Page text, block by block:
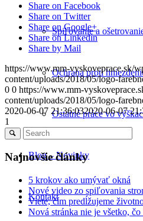
Spiľovanie a
Ochrana proti
Ostatné práce vo
Blog – Novinky
Kontakt
Share on Facebook
Share on Twitter
Share on Google+
Share on Linkedin
Share by Mail
https://www.mm-vyskoveprace.sk/
content/uploads/2018/05/logo-
0 0 https://www.mm-
content/uploads/2018/05/logo-
2020-06-07 21:36:032020-06-07
1
Najnovšie články
5 krokov ako umývať okná
Nové video zo spiľovania
Viete, čím predĺžujeme
Nová stránka nie je všetko, čo